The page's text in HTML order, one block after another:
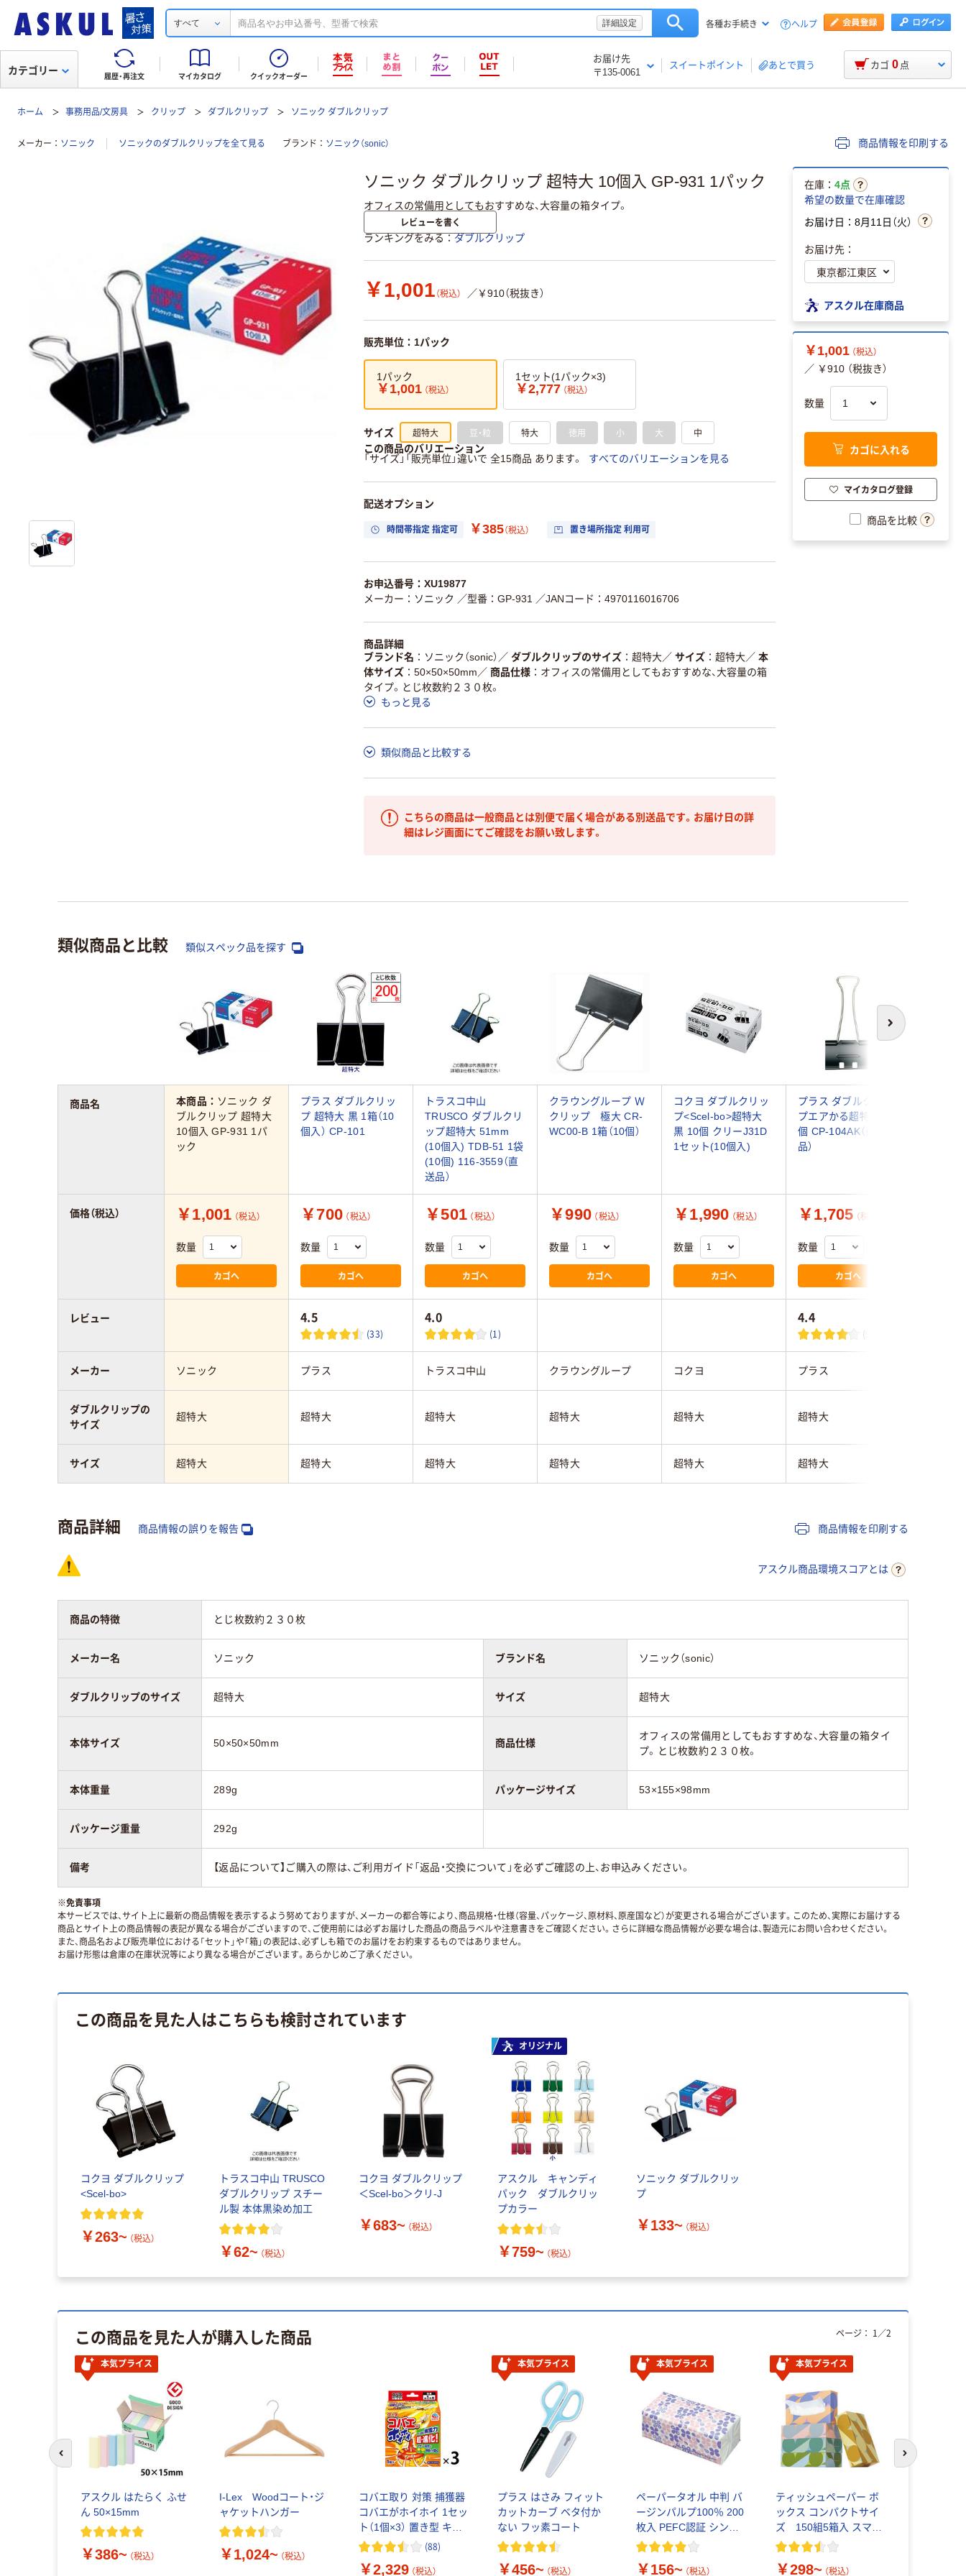
すべて 詳細設定 各種お手続き ヘルプ
履歴・再注文 マイカタログ クイックオーダー
お届け先
〒135-0061
スイートポイント あとで買う
カテゴリー カゴ 0 点
ホーム 事務用品/文房具 クリップ ダブルクリップ ソニック ダブルクリップ
メーカー ソニック ソニックのダブルクリップを全て見る ブランド ソニック（sonic） 商品情報を印刷する
ソニック ダブルクリップ 超特大 10個入 GP-931 1パック
オフィスの常備用としてもおすすめな、大容量の箱タイプ。
レビューを書く
ランキングをみる ダブルクリップ
￥1,001 （税込） ／￥910（税抜き）
販売単位：1パック
1パック
￥1,001 （税込）
1セット(1パック×3)
￥2,777 （税込）
サイズ 超特大 豆・粒 特大 徳用 小 大 中
この商品のバリエーション
「サイズ」「販売単位」違いで 全15商品 あります。
すべてのバリエーションを見る
配送オプション
時間帯指定 指定可 ￥385（税込） 置き場所指定 利用可
お申込番号：XU19877
メーカー：ソニック ／型番：GP-931 ／JANコード：4970116016706
商品詳細
ブランド名
ソニック（sonic） ／ ダブルクリップのサイズ 超特大 ／ サイズ 超特大 ／ 本
体サイズ
50×50×50mm ／ 商品仕様
オフィスの常備用としてもおすすめな、大容量の箱
タイプ。とじ枚数約２３０枚。
もっと見る
類似商品と比較する
こちらの商品は一般商品とは別便で届く場合がある別送品です。お届け日の詳
細はレジ画面にてご確認をお願い致します。
在庫： 4点
希望の数量で在庫確認
お届け日：8月11日（火）
お届け先：
アスクル在庫商品
￥1,001 （税込）
／ ￥910 （税抜き）
数量
カゴに入れる
マイカタログ登録
商品を比較
類似商品と比較 類似スペック品を探す
次へ
本商品： ソニック ダ
ブルクリップ 超特大
10個入 GP-931 1パ
ック
プラス ダブルクリッ
プ 超特大 黒 1箱（10
個入） CP-101
トラスコ中山
TRUSCO ダブルクリ
ップ超特大 51mm
(10個入) TDB-51 1袋
(10個) 116-3559（直
送品）
クラウングループ Ｗ
クリップ 極大 CR-
WC00-B 1箱（10個）
コクヨ ダブルクリッ
プ<Scel-bo>超特大
黒 10個 クリーJ31D
1セット(10個入)
プラス ダブルクリッ
プエアかる超特大10
個 CP-104AK（直送
品）
￥1,001 （税込）
数量
カゴへ
￥700 （税込）
数量
カゴへ
￥501 （税込）
数量
カゴへ
￥990 （税込）
数量
カゴへ
￥1,990 （税込）
数量
カゴへ
￥1,705 （税込）
数量
カゴへ
4.5
(33)
4.0
(1)
4.4
(9)
ソニック プラス トラスコ中山 クラウングループ コクヨ プラス
超特大 超特大 超特大 超特大 超特大 超特大
超特大 超特大 超特大 超特大 超特大 超特大
商品名
価格（税込）
レビュー
メーカー
ダブルクリップの
サイズ
サイズ
商品詳細 商品情報の誤りを報告 商品情報を印刷する
アスクル商品環境スコアとは
商品の特徴 とじ枚数約２３０枚
メーカー名 ソニック ブランド名 ソニック（sonic）
ダブルクリップのサイズ 超特大 サイズ 超特大
本体サイズ 50×50×50mm 商品仕様
オフィスの常備用としてもおすすめな、大容量の箱タイ
プ。とじ枚数約２３０枚。
本体重量 289g パッケージサイズ 53×155×98mm
パッケージ重量 292g
備考 【返品について】ご購入の際は、ご利用ガイド「返品・交換について」を必ずご確認の上、お申込みください。
※免責事項
本サービスでは、サイト上に最新の商品情報を表示するよう努めておりますが、メーカーの都合等により、商品規格・仕様（容量、パッケージ、原材料、原産国など）が変更される場合がございます。このため、実際にお届けする
商品とサイト上の商品情報の表記が異なる場合がございますので、ご使用前には必ずお届けした商品の商品ラベルや注意書きをご確認ください。さらに詳細な商品情報が必要な場合は、製造元にお問い合わせください。
また、商品名および販売単位における「セット」や「箱」の表記は、必ずしも箱でのお届けをお約束するものではありません。
お届け形態は倉庫の在庫状況等により異なる場合がございます。あらかじめご了承ください。
この商品を見た人はこちらも検討されています
コクヨ ダブルクリップ
<Scel-bo>
￥263~ （税込）
トラスコ中山 TRUSCO
ダブルクリップ スチー
ル製 本体黒染め加工
￥62~ （税込）
コクヨ ダブルクリップ
＜Scel-bo＞クリ-J
￥683~ （税込）
オリジナル
アスクル キャンディ
パック ダブルクリッ
プカラー
￥759~ （税込）
ソニック ダブルクリッ
プ
￥133~ （税込）
この商品を見た人が購入した商品
本気プライス
アスクル はたらく ふせ
ん 50×15mm
￥386~ （税込）
I-Lex Woodコート・ジ
ャケットハンガー
￥1,024~ （税込）
コバエ取り 対策 捕獲器
コバエがホイホイ 1セッ
ト（1個×3） 置き型 キッ
チン 厨房 アース製薬
(88)
￥2,329 （税込）
本気プライス
プラス はさみ フィット
カットカーブ ベタ付か
ない フッ素コート
￥456~ （税込）
本気プライス
ペーパータオル 中判 バ
ージンパルプ100％ 200
枚入 PEFC認証 シング
ル アスクルオリジナル
￥156~ （税込）
本気プライス
ティッシュペーパー ボ
ックス コンパクトサイ
ズ 150組5箱入 スマー
トコンパクトS PEFC認
￥298~ （税込）
ページ： 1 ／2
次のスライド